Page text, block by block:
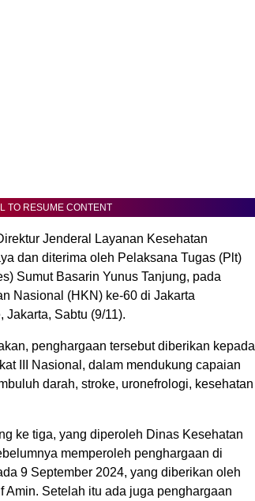
TO RESUME CONTENT
Jenderal Layanan Kesehatan
dan diterima oleh Pelaksana Tugas (Plt)
Sumut Basarin Yunus Tanjung, pada
Nasional (HKN) ke-60 di Jakarta
Jakarta, Sabtu (9/11).
penghargaan tersebut diberikan kepada
III Nasional, dalam mendukung capaian
darah, stroke, uronefrologi, kesehatan
ke tiga, yang diperoleh Dinas Kesehatan
memperoleh penghargaan di
9 September 2024, yang diberikan oleh
Amin. Setelah itu ada juga penghargaan